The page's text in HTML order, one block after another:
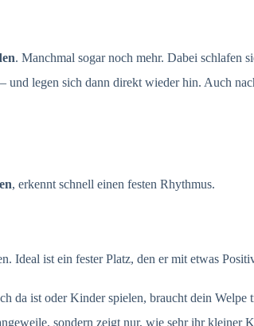
. Manchmal sogar noch mehr. Dabei schlafen
legen sich dann direkt wieder hin. Auch
, erkennt schnell einen festen Rhythmus.
Ideal ist ein fester Platz, den er mit etwas
da ist oder Kinder spielen, braucht dein Welpe
sondern zeigt nur, wie sehr ihr kleiner